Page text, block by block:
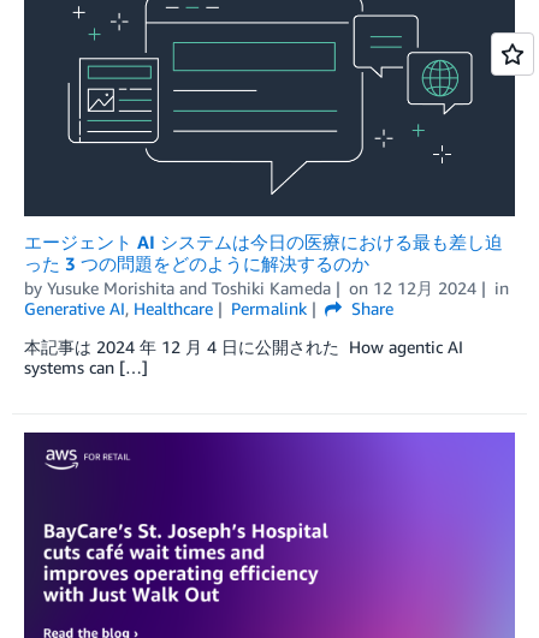
エージェント AI システムは今日の医療における最も差し迫
った 3 つの問題をどのように解決するのか
by Yusuke Morishita and Toshiki Kameda on 12 12月 2024
in
Generative AI, Healthcare Permalink
Share
本記事は 2024 年 12 月 4 日に公開された How agentic AI
systems can […]